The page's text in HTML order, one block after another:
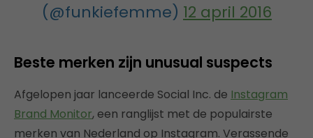
(@funkiefemme) 12 april 2016
Beste merken zijn unusual suspects
Afgelopen jaar lanceerde Social Inc. de Instagram
Brand Monitor, een ranglijst met de populairste
merken van Nederland op Instagram. Verassende